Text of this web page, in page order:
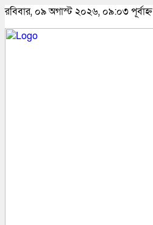
রবিবার, ০৯ অগাস্ট ২০২৬, ০৯:০৩ পূর্বাহ্ন